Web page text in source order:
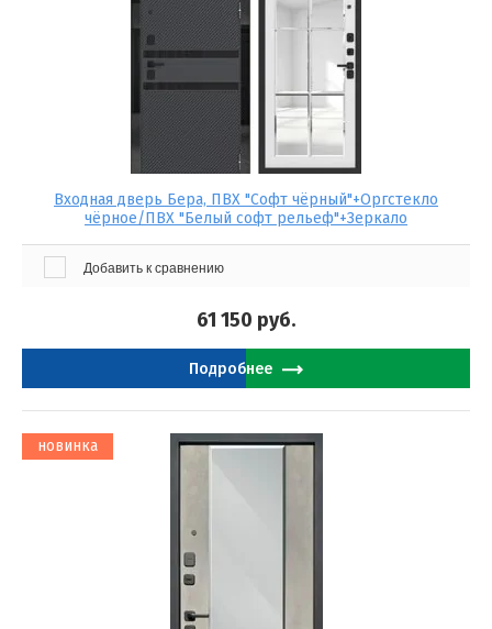
Входная дверь Бера, ПВХ "Софт чёрный"+Оргстекло
чёрное/ПВХ "Белый софт рельеф"+Зеркало
Добавить к сравнению
61 150 руб.
Подробнее
новинка